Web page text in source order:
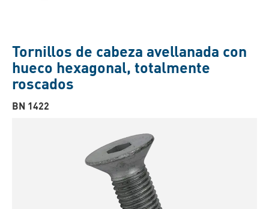
Tornillos de cabeza avellanada con
hueco hexagonal, totalmente
roscados
BN 1422